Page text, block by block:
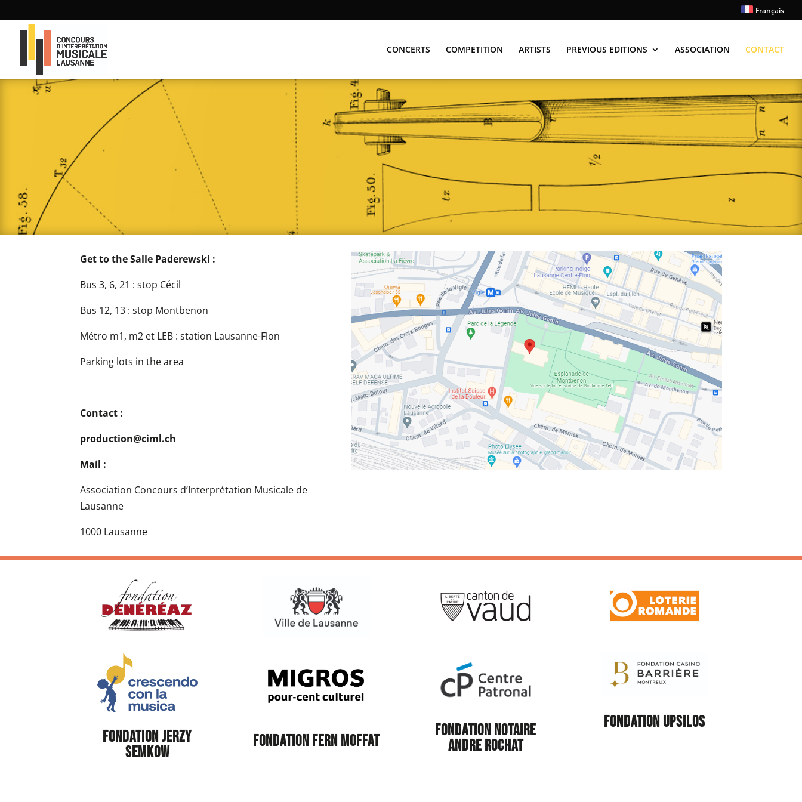
Français
CONCERTS COMPETITION ARTISTS PREVIOUS EDITIONS ASSOCIATION CONTACT
Get to the Salle Paderewski :
Bus 3, 6, 21 : stop Cécil
Bus 12, 13 : stop Montbenon
Métro m1, m2 et LEB : station Lausanne-Flon
Parking lots in the area
Contact :
production@ciml.ch
Mail :
Association Concours d’Interprétation Musicale de
Lausanne
1000 Lausanne
FONDATION JERZY
SEMKOW
FONDATION FERN MOFFAT
FONDATION NOTAIRE
ANDRE ROCHAT
FONDATION UPSILOS